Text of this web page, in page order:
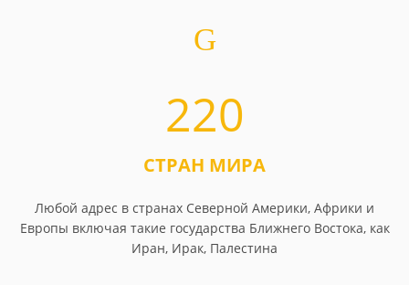
220
СТРАН МИРА
Любой адрес в странах Северной Америки, Африки и
Европы включая такие государства Ближнего Востока, как
Иран, Ирак, Палестина